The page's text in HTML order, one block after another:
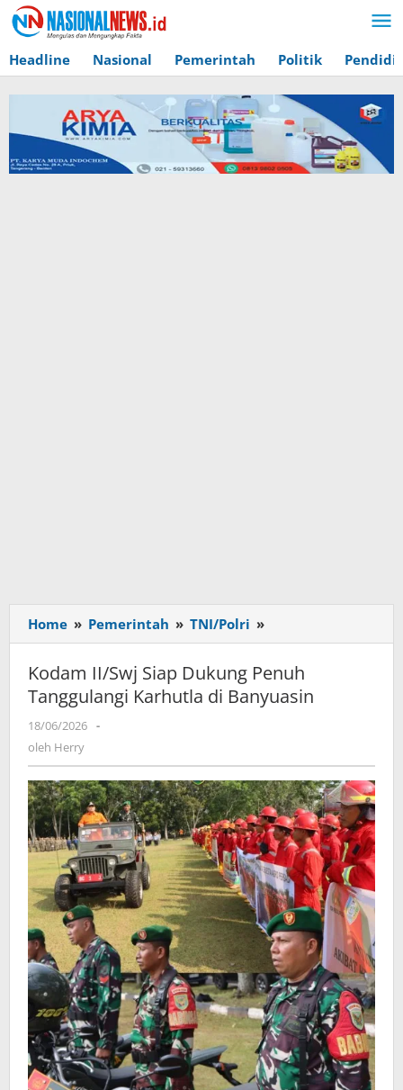
Lewati
ke
konten
Headline Nasional Pemerintah Politik
Home » Pemerintah » TNI/Polri »
II/Swj
Siap
Dukung
Penuh
di
Banyuasin
Kodam II/Swj Siap Dukung Penuh
Tanggulangi Karhutla di Banyuasin
18/06/2026 oleh
-
oleh Herry